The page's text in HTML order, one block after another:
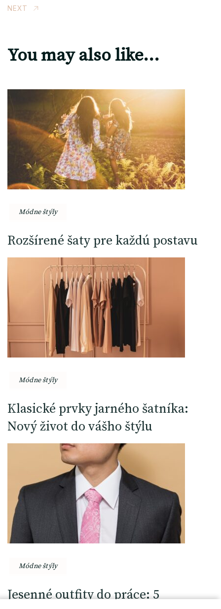
NEXT
You may also like...
Módne štýly
Rozšírené šaty pre každú postavu
Módne štýly
Klasické prvky jarného šatníka:
Nový život do vášho štýlu
Módne štýly
Jesenné outfity do práce: 5